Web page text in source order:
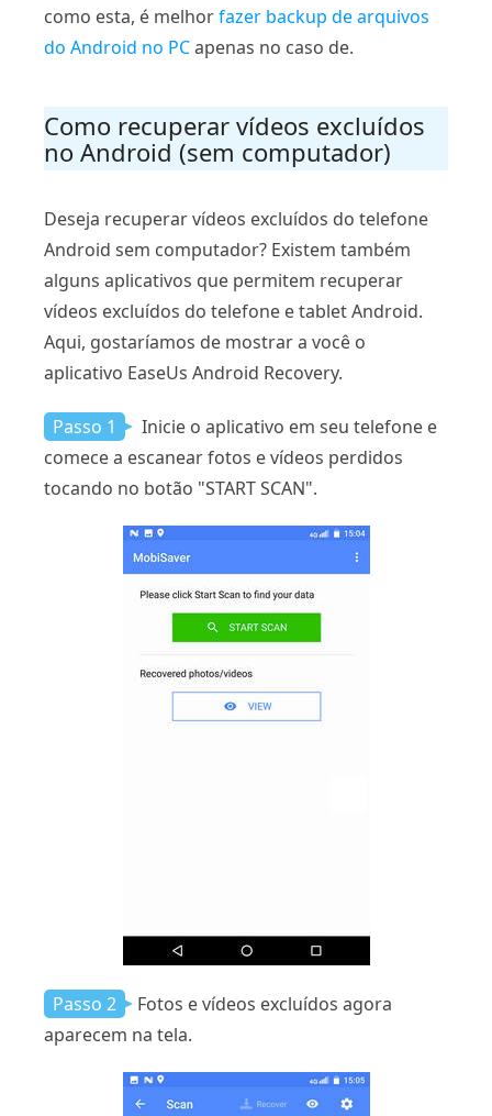
como esta, é melhorfazer backup de arquivos
do Android no PCapenas no caso de.
Como recuperar vídeos excluídos
no Android (sem computador)
Deseja recuperar vídeos excluídos do telefone
Android sem computador? Existem também
alguns aplicativos que permitem recuperar
vídeos excluídos do telefone e tablet Android.
Aqui, gostaríamos de mostrar a você o
aplicativo EaseUs Android Recovery.
Passo 1
Inicie o aplicativo em seu telefone e
comece a escanear fotos e vídeos perdidos
tocando no botão "START SCAN".
Passo 2
Fotos e vídeos excluídos agora
aparecem na tela.